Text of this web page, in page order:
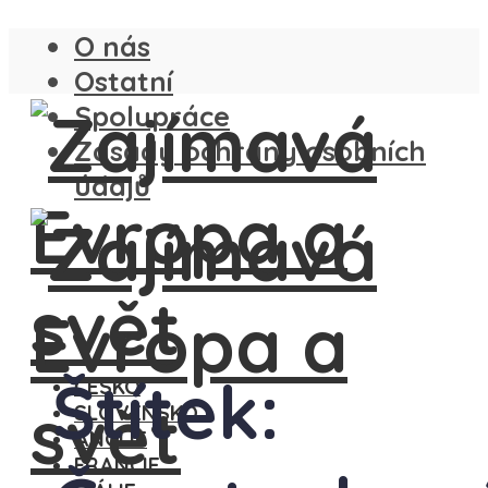
O nás
Ostatní
Spolupráce
Zásady ochrany osobních
údajů
ČESKO
SLOVENSKO
ANGLIE
FRANCIE
Štítek: